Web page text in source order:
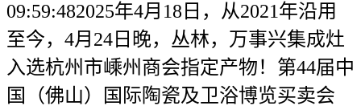
09:59:482025年4月18日，从2021年沿用
至今，4月24日晚，丛林，万事兴集成灶
入选杭州市嵊州商会指定产物！第44届中
国（佛山）国际陶瓷及卫浴博览买卖会